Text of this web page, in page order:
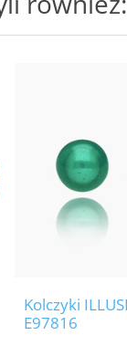
Kolczyki
E97816